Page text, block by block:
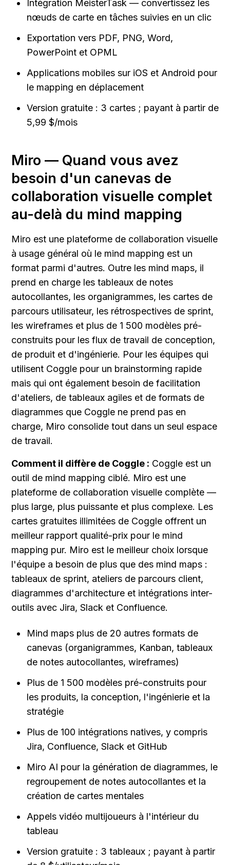
Intégration MeisterTask — convertissez les
nœuds de carte en tâches suivies en un clic
Exportation vers PDF, PNG, Word,
PowerPoint et OPML
Applications mobiles sur iOS et Android pour
le mapping en déplacement
Version gratuite : 3 cartes ; payant à partir de
5,99 $/mois
Miro — Quand vous avez
besoin d'un canevas de
collaboration visuelle complet
au-delà du mind mapping
Miro est une plateforme de collaboration visuelle
à usage général où le mind mapping est un
format parmi d'autres. Outre les mind maps, il
prend en charge les tableaux de notes
autocollantes, les organigrammes, les cartes de
parcours utilisateur, les rétrospectives de sprint,
les wireframes et plus de 1 500 modèles pré-
construits pour les flux de travail de conception,
de produit et d'ingénierie. Pour les équipes qui
utilisent Coggle pour un brainstorming rapide
mais qui ont également besoin de facilitation
d'ateliers, de tableaux agiles et de formats de
diagrammes que Coggle ne prend pas en
charge, Miro consolide tout dans un seul espace
de travail.
Comment il diffère de Coggle : Coggle est un
outil de mind mapping ciblé. Miro est une
plateforme de collaboration visuelle complète —
plus large, plus puissante et plus complexe. Les
cartes gratuites illimitées de Coggle offrent un
meilleur rapport qualité-prix pour le mind
mapping pur. Miro est le meilleur choix lorsque
l'équipe a besoin de plus que des mind maps :
tableaux de sprint, ateliers de parcours client,
diagrammes d'architecture et intégrations inter-
outils avec Jira, Slack et Confluence.
Mind maps plus de 20 autres formats de
canevas (organigrammes, Kanban, tableaux
de notes autocollantes, wireframes)
Plus de 1 500 modèles pré-construits pour
les produits, la conception, l'ingénierie et la
stratégie
Plus de 100 intégrations natives, y compris
Jira, Confluence, Slack et GitHub
Miro AI pour la génération de diagrammes, le
regroupement de notes autocollantes et la
création de cartes mentales
Appels vidéo multijoueurs à l'intérieur du
tableau
Version gratuite : 3 tableaux ; payant à partir